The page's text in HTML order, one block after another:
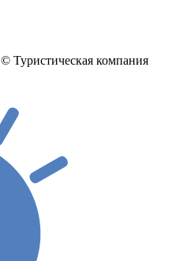
© Туристическая компания